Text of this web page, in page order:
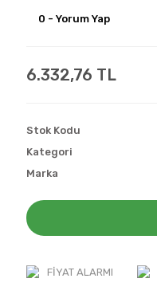
0 - Yorum Yap
6.332,76 TL
Stok Kodu
Kategori
Marka
FIYAT ALARMI